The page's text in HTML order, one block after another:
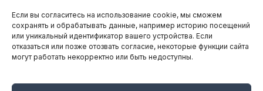
Если вы согласитесь на использование cookie, мы сможем
сохранять и обрабатывать данные, например историю посещений
или уникальный идентификатор вашего устройства. Если
отказаться или позже отозвать согласие, некоторые функции сайта
могут работать некорректно или быть недоступны.
ARTICLES IN ENGLISH
НАВИГАЦИЯ